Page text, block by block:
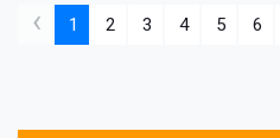
‹ 1 2 3 4 5 6